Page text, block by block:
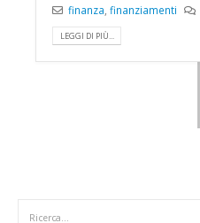
finanza ,finanziamenti
LEGGI DI PIÙ...